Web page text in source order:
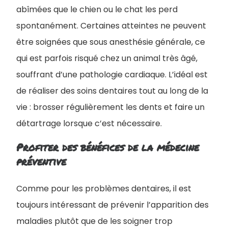
abîmées que le chien ou le chat les perd
spontanément. Certaines atteintes ne peuvent
être soignées que sous anesthésie générale, ce
qui est parfois risqué chez un animal très âgé,
souffrant d’une pathologie cardiaque. L’idéal est
de réaliser des soins dentaires tout au long de la
vie : brosser régulièrement les dents et faire un
détartrage lorsque c’est nécessaire.
Profiter des bénéfices de la médecine
préventive
Comme pour les problèmes dentaires, il est
toujours intéressant de prévenir l’apparition des
maladies plutôt que de les soigner trop